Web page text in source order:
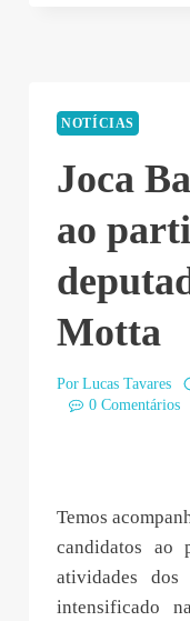
NOTÍCIAS
Joca
ao
Motta
Por Lucas Tavares
0 Comentários
Temos
candidatos ao
atividades dos
intensificado